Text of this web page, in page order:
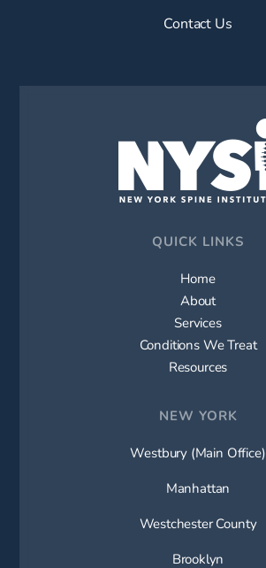
Contact Us
QUICK LINKS
Home
About
Services
Conditions We Treat
Resources
NEW YORK
Westbury (Main Office)
Manhattan
Westchester County
Brooklyn